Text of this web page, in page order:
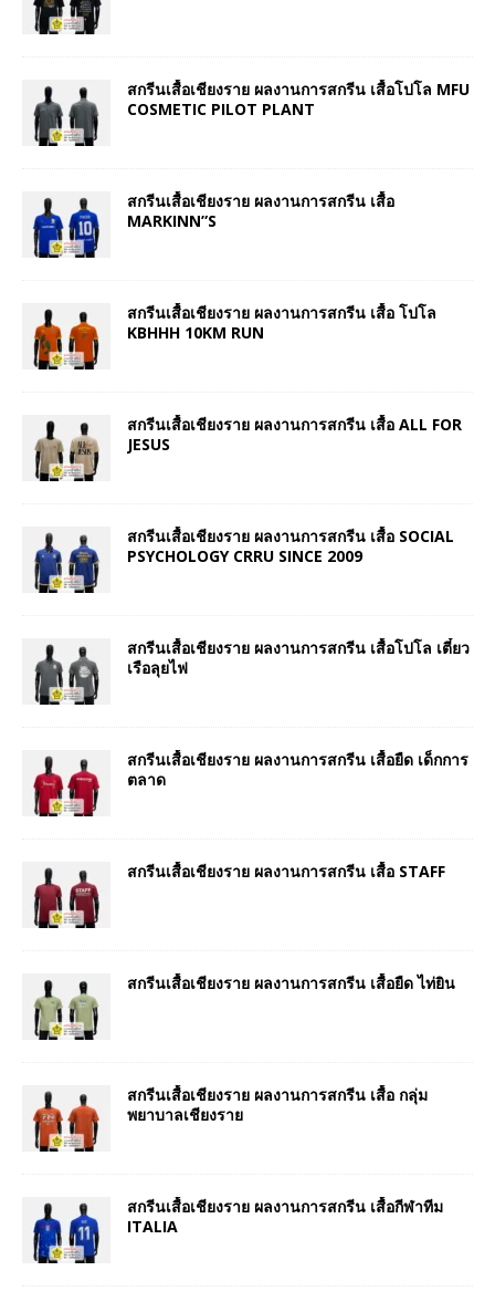
สกรีนเสื้อเชียงราย ผลงานการสกรีน เสื้อโปโล MFU
COSMETIC PILOT PLANT
สกรีนเสื้อเชียงราย ผลงานการสกรีน เสื้อ
MARKINN”S
สกรีนเสื้อเชียงราย ผลงานการสกรีน เสื้อ โปโล
KBHHH 10KM RUN
สกรีนเสื้อเชียงราย ผลงานการสกรีน เสื้อ ALL FOR
JESUS
สกรีนเสื้อเชียงราย ผลงานการสกรีน เสื้อ SOCIAL
PSYCHOLOGY CRRU SINCE 2009
สกรีนเสื้อเชียงราย ผลงานการสกรีน เสื้อโปโล เตี๋ยว
เรือลุยไฟ
สกรีนเสื้อเชียงราย ผลงานการสกรีน เสื้อยืด เด็กการ
ตลาด
สกรีนเสื้อเชียงราย ผลงานการสกรีน เสื้อ STAFF
สกรีนเสื้อเชียงราย ผลงานการสกรีน เสื้อยืด ไท่ยิน
สกรีนเสื้อเชียงราย ผลงานการสกรีน เสื้อ กลุ่ม
พยาบาลเชียงราย
สกรีนเสื้อเชียงราย ผลงานการสกรีน เสื้อกีฬาทีม
ITALIA